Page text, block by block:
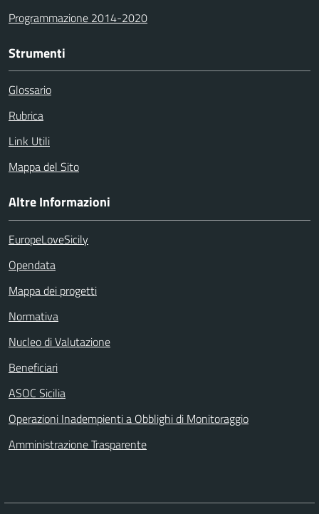
Programmazione 2014-2020
Strumenti
Glossario
Rubrica
Link Utili
Mappa del Sito
Altre Informazioni
EuropeLoveSicily
Opendata
Mappa dei progetti
Normativa
Nucleo di Valutazione
Beneficiari
ASOC Sicilia
Operazioni Inadempienti a Obblighi di Monitoraggio
Amministrazione Trasparente